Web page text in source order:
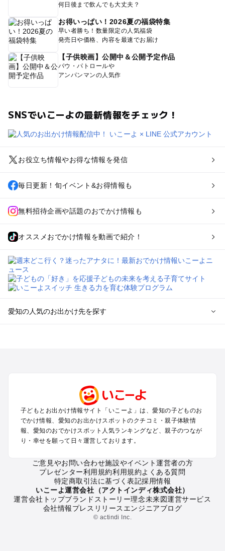
何日後まで飲んでも大丈夫？
お得いっぱい！2026夏の福袋特集
早い者勝ち！数量限定の人気福袋
発売日や価格、内容を最速でお届け
【子供映画】公開中＆公開予定作品
パウ・パトロールや
アンパンマンの人気作
SNSでいこーよの最新情報をチェック！
お役立ち情報やお得な情報を発信
毎日更新！旬イベント&お得情報も
無料招待企画や話題のおでかけ情報も
オススメおでかけ情報を動画で紹介！
愛知の人気のお出かけ先を探す
犬山・一宮・小牧・瀬戸・各務原・尾張のプールお出かけ
知多半島（常滑・半田・南知多）のプールお出かけ
愛知の定番お出かけスポット
愛知の遊園地
愛知のバーベキュー
愛知の釣り
愛知の牧場
愛知のプール
愛知のアスレチック
子どもとお出かけ情報サイト「いこーよ」は、愛知の子どものお
でかけ情報、愛知のお出かけスポットのクチコミ・親子体験情
報、愛知のおでかけスポット人気ランキングなど、親子のつなが
り・幸せを願って日々運営しております。
ご意見やお問い合わせ施設やイベント運営者の方
プレゼンター利用規約利用規約よくある質問
特定商取引法に基づく表記採用情報
いこーよ運営会社（アクトインディ株式会社）
運営会社トップブランドストーリー理念未来図運営サービス
会社情報プレスリリース エンジニアブログ
© actindi Inc.